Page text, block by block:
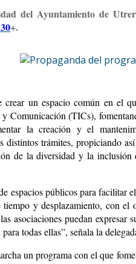
del Ayuntamiento de
+.
un espacio común en el
Comunicación (TICs),
la creación y el
distintos trámites, propiciando
de la diversidad y la
espacios públicos para facilitar
y desplazamiento, con
asociaciones puedan
todas ellas”, señala la
un programa con el que